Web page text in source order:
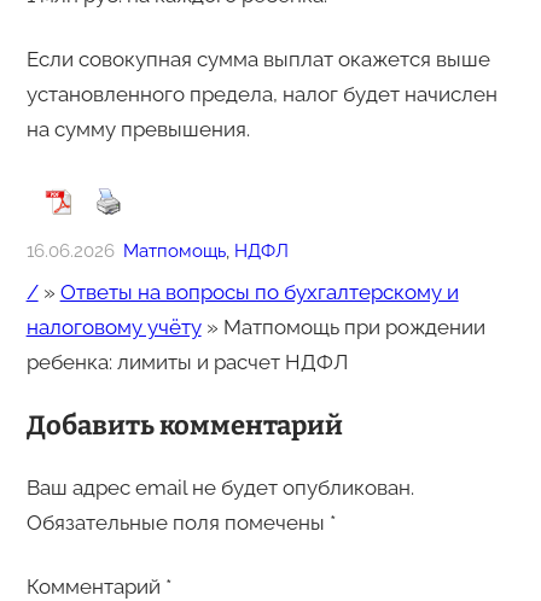
Если совокупная сумма выплат окажется выше
установленного предела, налог будет начислен
на сумму превышения.
16.06.2026 Матпомощь, НДФЛ
/» Ответы на вопросы по бухгалтерскому и
налоговому учёту» Матпомощь при рождении
ребенка: лимиты и расчет НДФЛ
Добавить комментарий
Ваш адрес email не будет опубликован.
Обязательные поля помечены *
Комментарий *